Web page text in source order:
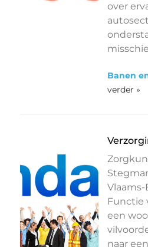
over
Banen
verder »
Functie
een
naar